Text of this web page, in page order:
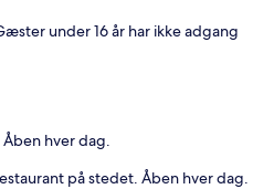
under 16 år har ikke adgang
hver dag.
på stedet. Åben hver dag.